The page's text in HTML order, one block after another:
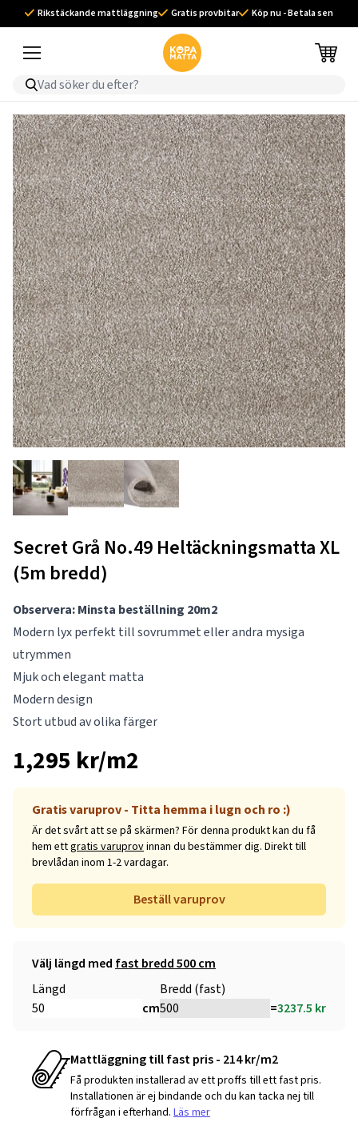
Rikstäckande mattläggning Gratis provbitar Köp nu - Betala sen
Secret Grå No.49 Heltäckningsmatta XL
(5m bredd)
Observera: Minsta beställning 20m2
Modern lyx perfekt till sovrummet eller andra mysiga
utrymmen
Mjuk och elegant matta
Modern design
Stort utbud av olika färger
1,295 kr/m2
Gratis varuprov - Titta hemma i lugn och ro :)
Är det svårt att se på skärmen? För denna produkt kan du få
hem ettgratis varuprovinnan du bestämmer dig. Direkt till
brevlådan inom 1-2 vardagar.
Beställ varuprov
Välj längd med fast bredd 500 cm
Längd
cm
Bredd (fast)
=3237.5 kr
Mattläggning till fast pris - 214 kr/m2
Få produkten installerad av ett proffs till ett fast pris.
Installationen är ej bindande och du kan tacka nej till
förfrågan i efterhand. Läs mer